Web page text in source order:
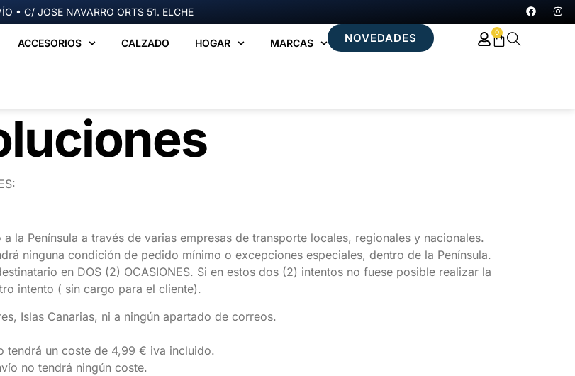
• C/ JOSE NAVARRO ORTS 51. ELCHE
ACCESORIOS CALZADO HOGAR MARCAS NOVEDADES 0
la Península a través de varias empresas de transporte locales, regionales y nacionales.
ninguna condición de pedido mínimo o excepciones especiales, dentro de la Península.
en DOS (2) OCASIONES. Si en estos dos (2) intentos no fuese posible realizar la
intento ( sin cargo para el cliente).
Islas Canarias, ni a ningún apartado de correos.
tendrá un coste de 4,99 € iva incluido.
no tendrá ningún coste.